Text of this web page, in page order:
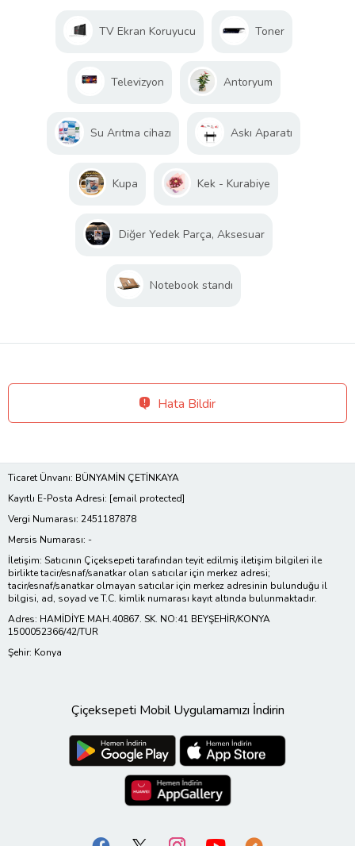
TV Ekran Koruyucu Toner
Televizyon Antoryum
Su Arıtma cihazı Askı Aparatı
Kupa Kek - Kurabiye
Diğer Yedek Parça, Aksesuar
Notebook standı
Hata Bildir
Ticaret Ünvanı: BÜNYAMİN ÇETİNKAYA
Kayıtlı E-Posta Adresi: [email protected]
Vergi Numarası: 2451187878
Mersis Numarası: -
İletişim: Satıcının Çiçeksepeti tarafından teyit edilmiş iletişim bilgileri ile
birlikte tacir/esnaf/sanatkar olan satıcılar için merkez adresi;
tacir/esnaf/sanatkar olmayan satıcılar için merkez adresinin bulunduğu il
bilgisi, ad, soyad ve T.C. kimlik numarası kayıt altında bulunmaktadır.
Adres: HAMİDİYE MAH.40867. SK. NO:41 BEYŞEHİR/KONYA
1500052366/42/TUR
Şehir: Konya
Çiçeksepeti Mobil Uygulamamızı İndirin